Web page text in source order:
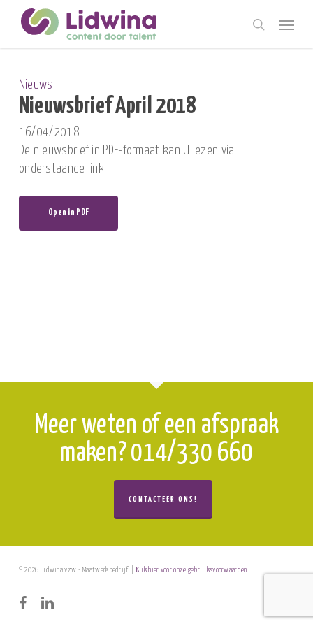
search
Nieuws
Nieuwsbrief April 2018
16/04/2018
De nieuwsbrief in PDF-formaat kan U lezen via
onderstaande link.
Open in PDF
Meer weten of een afspraak
maken? 014/330 660
CONTACTEER ONS!
© 2026 Lidwina vzw - Maatwerkbedrijf. | Klik hier voor onze gebruiksvoorwaarden
facebooklinkedin